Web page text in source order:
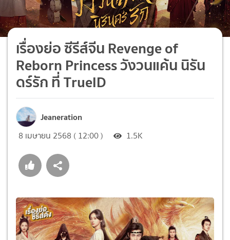
เรื่องย่อ ซีรีส์จีน Revenge of
Reborn Princess วังวนแค้น นิรัน
ดร์รัก ที่ TrueID
Jeaneration
8 เมษายน 2568 ( 12:00 ) 1.5K